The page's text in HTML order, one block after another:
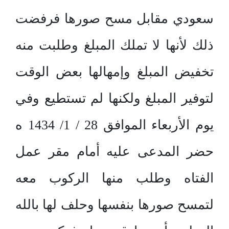
سعودي مقابل مسح صورها فرفضت
ذلك لأنها لا تملك المبلغ وطلبت منه
تخفيض المبلغ وإمهالها بعض الوقت
لتوفير المبلغ ولكنها لم تستطيع وفي
يوم الأربعاء الموافق 28 / 1/ 1434 ه
حضر المدعى عليه أمام مقر عمل
الفتاه وطلب منها الركوب معه
لتمسح صورها بنفسها وحلف لها بالله